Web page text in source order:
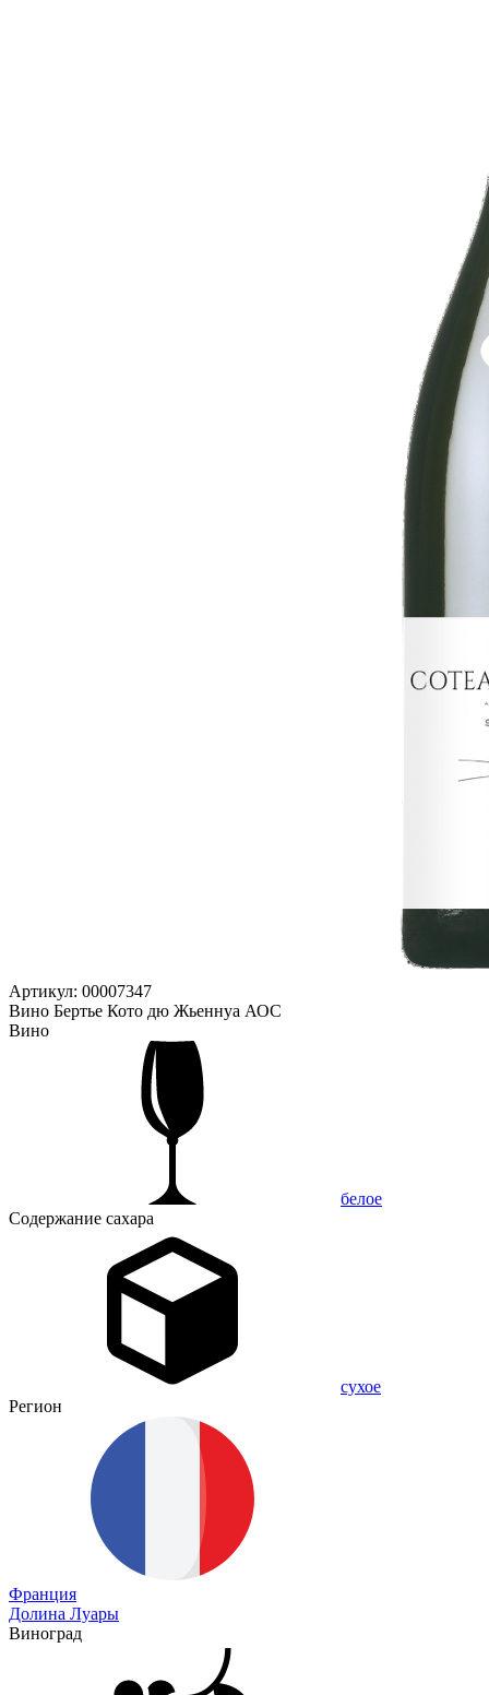
Артикул: 00007347
Вино Бертье Кото дю Жьеннуа АОС
Вино
белое
Содержание сахара
сухое
Регион
Франция
Долина Луары
Виноград